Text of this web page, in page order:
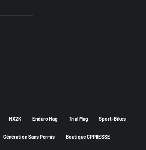
MX2K Enduro Mag Trial Mag Sport-Bikes
Génération Sans Permis Boutique CPPRESSE